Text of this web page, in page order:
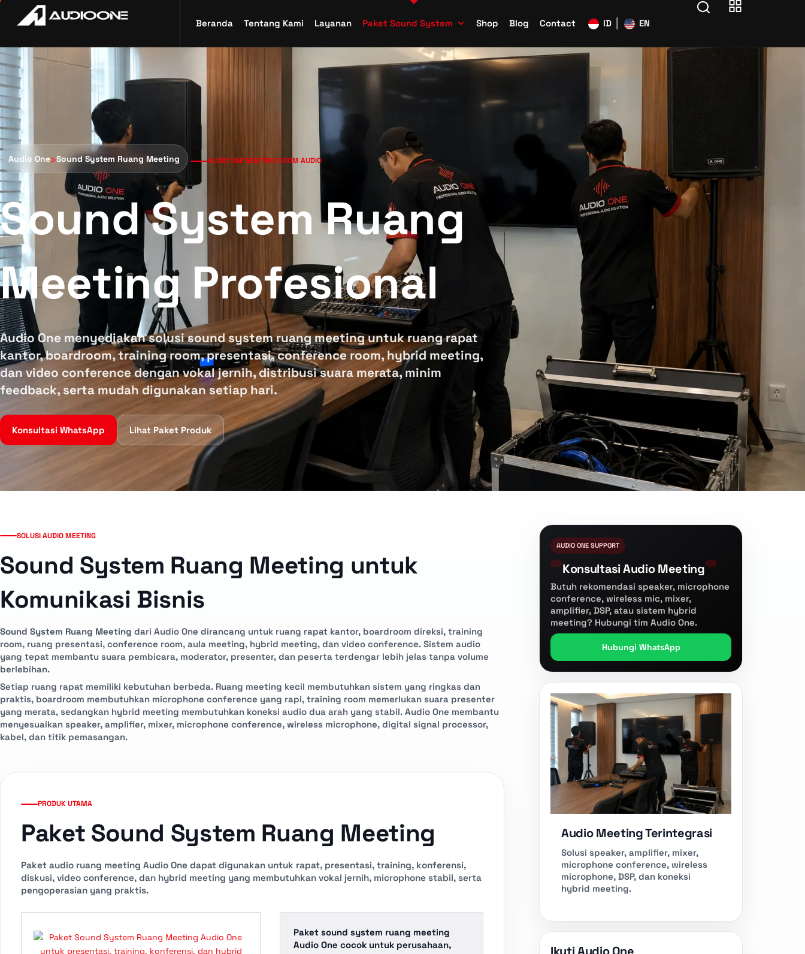
Beranda Tentang Kami Layanan Paket Sound System Shop Blog Contact ID EN
Audio One›Sound System Ruang Meeting AUDIO ONE MEETING ROOM AUDIO
Sound System Ruang
Meeting Profesional
Audio One menyediakan solusi sound system ruang meeting untuk ruang rapat
kantor, boardroom, training room, presentasi, conference room, hybrid meeting,
dan video conference dengan vokal jernih, distribusi suara merata, minim
feedback, serta mudah digunakan setiap hari.
Konsultasi WhatsApp Lihat Paket Produk
SOLUSI AUDIO MEETING
Sound System Ruang Meeting untuk
Komunikasi Bisnis
Sound System Ruang Meeting dari Audio One dirancang untuk ruang rapat kantor, boardroom direksi, training
room, ruang presentasi, conference room, aula meeting, hybrid meeting, dan video conference. Sistem audio
yang tepat membantu suara pembicara, moderator, presenter, dan peserta terdengar lebih jelas tanpa volume
berlebihan.
Setiap ruang rapat memiliki kebutuhan berbeda. Ruang meeting kecil membutuhkan sistem yang ringkas dan
praktis, boardroom membutuhkan microphone conference yang rapi, training room memerlukan suara presenter
yang merata, sedangkan hybrid meeting membutuhkan koneksi audio dua arah yang stabil. Audio One membantu
menyesuaikan speaker, amplifier, mixer, microphone conference, wireless microphone, digital signal processor,
kabel, dan titik pemasangan.
PRODUK UTAMA
Paket Sound System Ruang Meeting
Paket audio ruang meeting Audio One dapat digunakan untuk rapat, presentasi, training, konferensi,
diskusi, video conference, dan hybrid meeting yang membutuhkan vokal jernih, microphone stabil, serta
pengoperasian yang praktis.
Paket sound system ruang meeting
Audio One cocok untuk perusahaan,
AUDIO ONE SUPPORT
Konsultasi Audio Meeting
Butuh rekomendasi speaker, microphone
conference, wireless mic, mixer,
amplifier, DSP, atau sistem hybrid
meeting? Hubungi tim Audio One.
Hubungi WhatsApp
Audio Meeting Terintegrasi
Solusi speaker, amplifier, mixer,
microphone conference, wireless
microphone, DSP, dan koneksi
hybrid meeting.